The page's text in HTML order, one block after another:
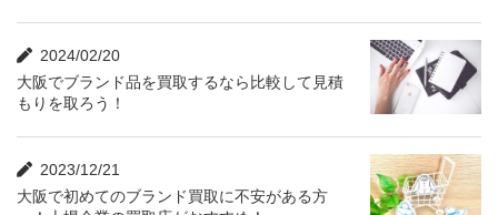
2024/02/20
大阪でブランド品を買取するなら比較して見積
もりを取ろう！
2023/12/21
大阪で初めてのブランド買取に不安がある方